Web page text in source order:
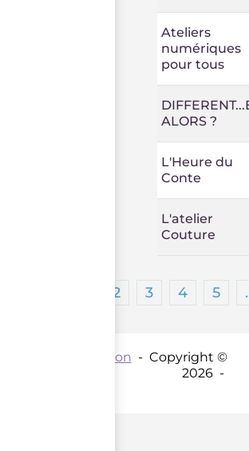
Ateliers
numériques
pour tous
ALORS ?
L'Heure du
Conte
L'atelier
Couture
2 3 4 5
Coordination - Copyright ©
2026 -